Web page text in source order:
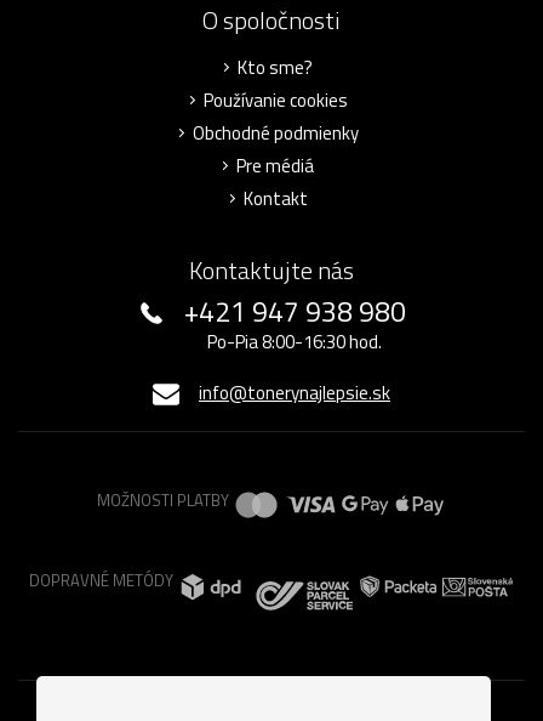
O spoločnosti
Kto sme?
Používanie cookies
Obchodné podmienky
Pre médiá
Kontakt
Kontaktujte nás
+421 947 938 980
Po-Pia 8:00-16:30 hod.
info@tonerynajlepsie.sk
MOŽNOSTI PLATBY
DOPRAVNÉ METÓDY